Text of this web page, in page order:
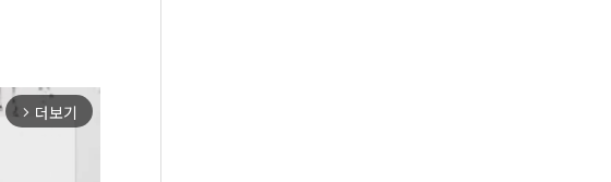
arrow_forward_ios 더보기